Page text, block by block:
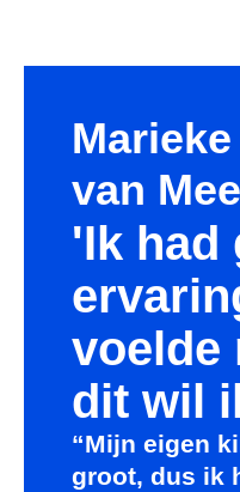
van
'Ik had
voelde
dit wil
“Mijn eigen
groot, dus ik